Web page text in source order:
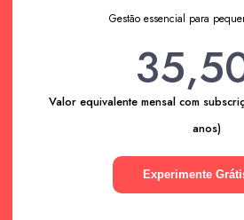
Gestão essencial para
Valor equivalente mensal com
anos)
Experimente